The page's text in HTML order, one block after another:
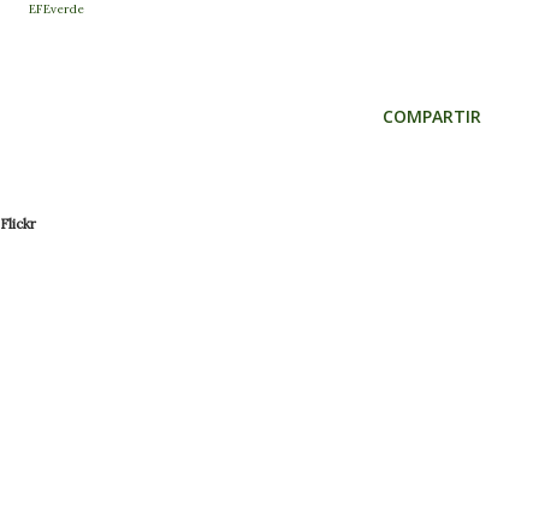
EFEverde
COMPARTIR
Flickr